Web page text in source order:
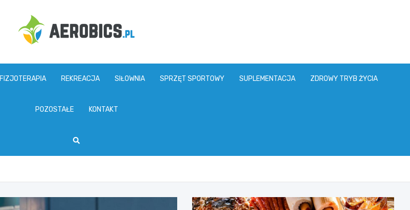
aerobics.pl
FIZJOTERAPIA REKREACJA SIŁOWNIA SPRZĘT SPORTOWY SUPLEMENTACJA ZDROWY TRYB ŻYCIA
POZOSTAŁE KONTAKT